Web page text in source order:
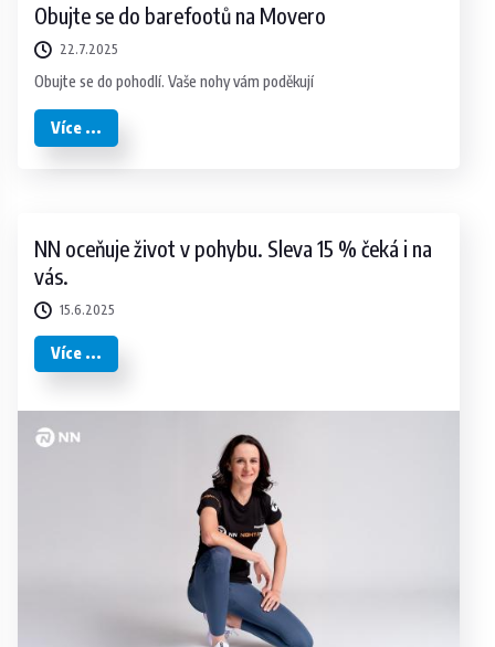
Obujte se do barefootů na Movero
22.7.2025
Obujte se do pohodlí. Vaše nohy vám poděkují
Více ...
NN oceňuje život v pohybu. Sleva 15 % čeká i na
vás.
15.6.2025
Více ...